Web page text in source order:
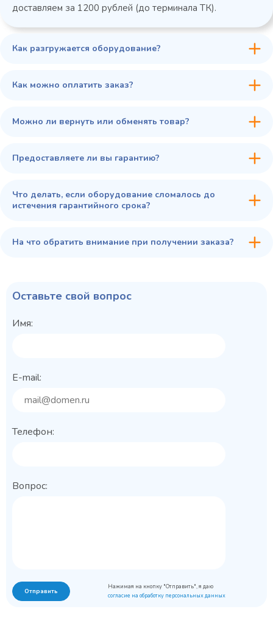
45 900 ₽
доставляем за 1200 рублей (до терминала ТК).
Как разгружается оборудование?
Как можно оплатить заказ?
Можно ли вернуть или обменять товар?
Предоставляете ли вы гарантию?
Что делать, если оборудование сломалось до
истечения гарантийного срока?
На что обратить внимание при получении заказа?
Оставьте свой вопрос
Имя:
E-mail:
Телефон:
Вопрос:
Отправить
Нажимая на кнопку "Отправить", я даю
согласие на обработку персональных данных